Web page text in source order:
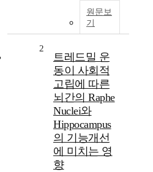
원문보
기
2
트레드밀 운
동이 사회적
고립에 따른
뇌간의 Raphe
Nuclei와
Hippocampus
의 기능개선
에 미치는 영
향